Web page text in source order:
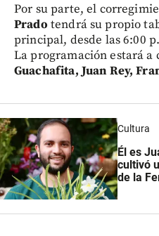
Por su parte, el
Prado tendrá su propio
principal, desde las 6:00
La programación estará a
Guachafita, Juan Rey,
Cultura
Él es
cultivó
de la